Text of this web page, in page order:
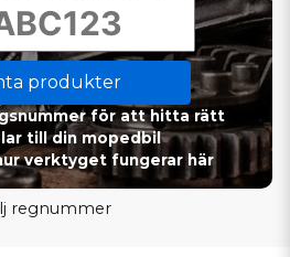
produkter
för att hitta rätt
till din mopedbil
verktyget fungerar här
regnummer